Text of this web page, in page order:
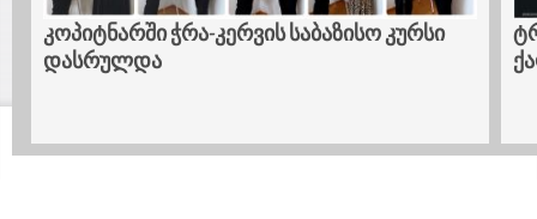
კოპიტნარში ჭრა-კერვის საბაზისო კურსი
დასრულდა